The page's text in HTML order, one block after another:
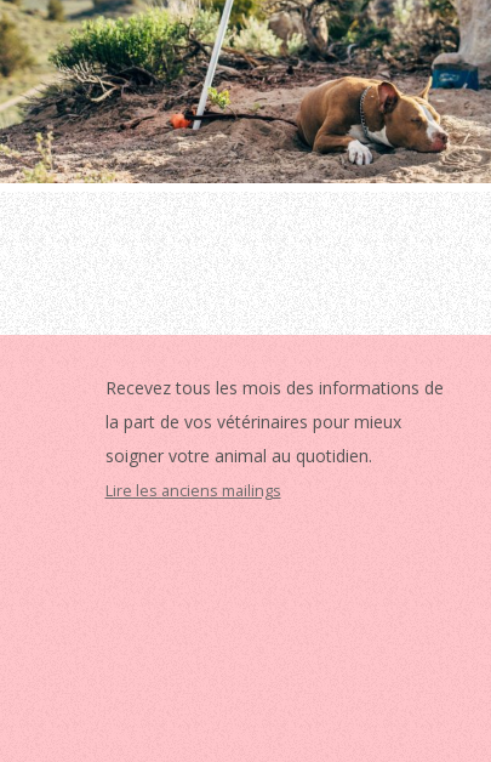
Recevez tous les mois des informations de
la part de vos vétérinaires pour mieux
soigner votre animal au quotidien.
Lire les anciens mailings